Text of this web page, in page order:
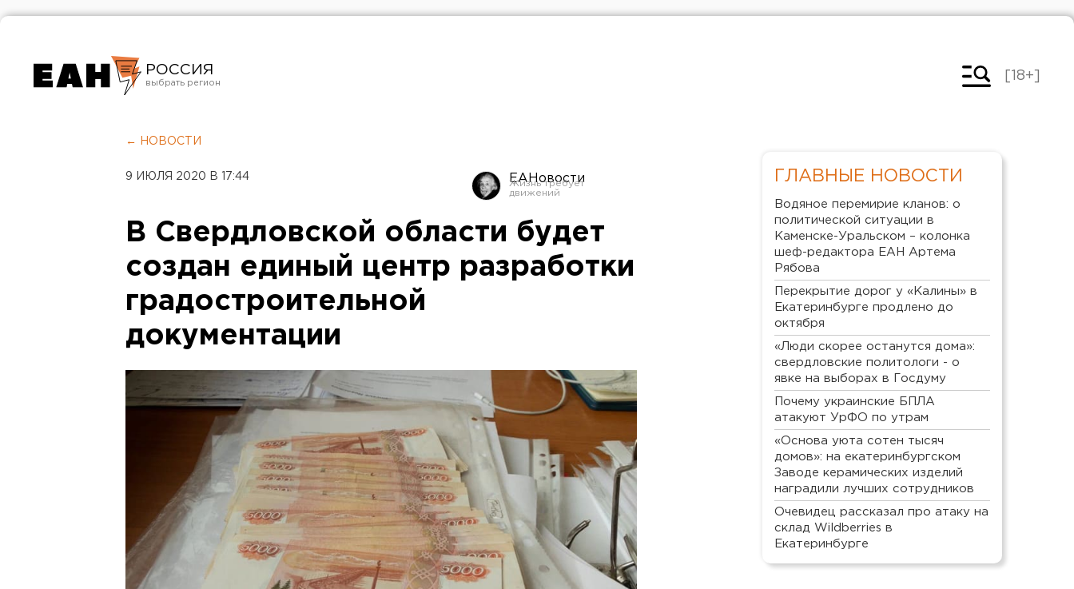
РОССИЯ
Челябинск
[18+]
← НОВОСТИ
9 ИЮЛЯ 2020 В 17:44 ЕАНовости
В Свердловской области будет
создан единый центр разработки
градостроительной
документации
ГЛАВНЫЕ НОВОСТИ
Водяное перемирие кланов: о
политической ситуации в
Каменске-Уральском – колонка
шеф-редактора ЕАН Артема
Рябова
Перекрытие дорог у «Калины» в
Екатеринбурге продлено до
октября
«Люди скорее останутся дома»:
свердловские политологи - о
явке на выборах в Госдуму
Почему украинские БПЛА
атакуют УрФО по утрам
«Основа уюта сотен тысяч
домов»: на екатеринбургском
Заводе керамических изделий
наградили лучших сотрудников
Очевидец рассказал про атаку на
склад Wildberries в
Екатеринбурге